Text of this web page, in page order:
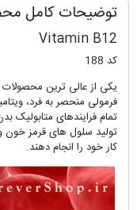
توضیحات کامل
Vitamin B12
کد 188
تمام فرایندهای متابولیک
تولید سلول های قرمز
کار خود را انجام دهند.